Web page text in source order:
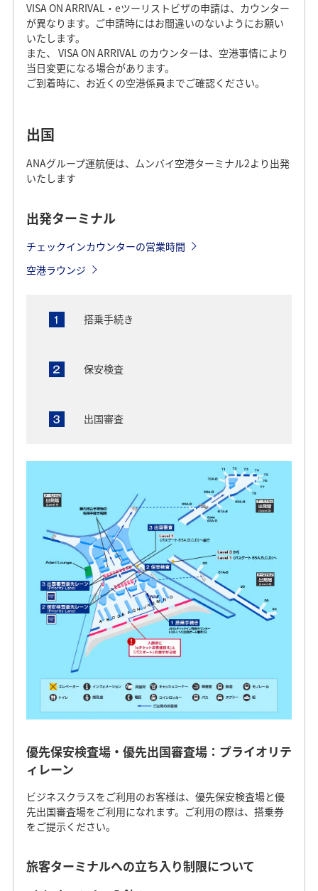
VISA ON ARRIVAL・eツーリストビザの申請は、カウンター
が異なります。ご申請時にはお間違いのないようにお願い
いたします。
また、 VISA ON ARRIVAL のカウンターは、空港事情により
当日変更になる場合があります。
ご到着時に、お近くの空港係員までご確認ください。
出国
ANAグループ運航便は、ムンバイ空港ターミナル2より出発
いたします
出発ターミナル
チェックインカウンターの営業時間
空港ラウンジ
搭乗手続き
保安検査
出国審査
優先保安検査場・優先出国審査場：プライオリテ
ィレーン
ビジネスクラスをご利用のお客様は、優先保安検査場と優
先出国審査場をご利用になれます。ご利用の際は、搭乗券
をご提示ください。
旅客ターミナルへの立ち入り制限について